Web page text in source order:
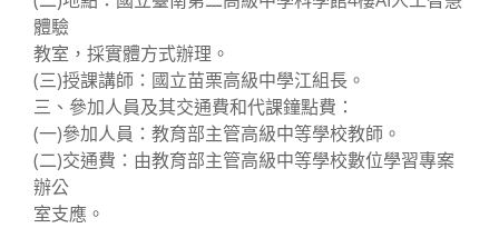
體驗
教室，採實體方式辦理。
(三)授課講師：國立苗栗高級中學江組長。
三、參加人員及其交通費和代課鐘點費：
(一)參加人員：教育部主管高級中等學校教師。
(二)交通費：由教育部主管高級中等學校數位學習專案
辦公
室支應。